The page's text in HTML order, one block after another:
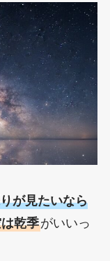
が見たいなら
乾季がいいっ